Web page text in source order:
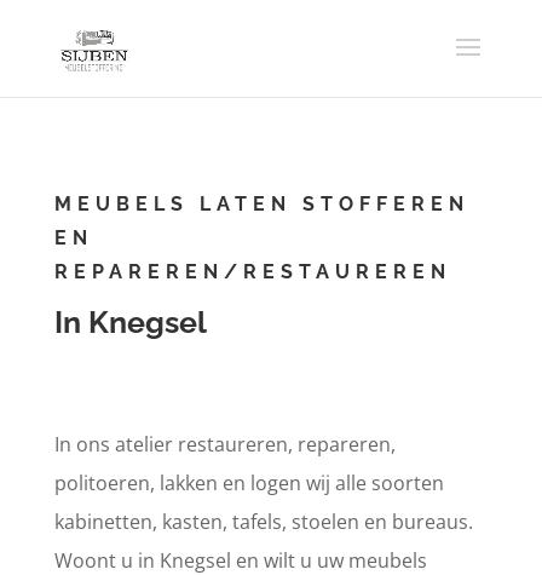
MEUBELS LATEN STOFFEREN
EN
REPAREREN/RESTAUREREN
In Knegsel
In ons atelier restaureren, repareren,
politoeren, lakken en logen wij alle soorten
kabinetten, kasten, tafels, stoelen en bureaus.
Woont u in Knegsel en wilt u uw meubels